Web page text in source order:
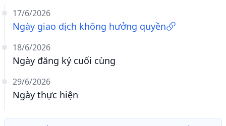
17/6/2026
Ngày giao dịch không hưởng quyền
18/6/2026
Ngày đăng ký cuối cùng
29/6/2026
Ngày thực hiện